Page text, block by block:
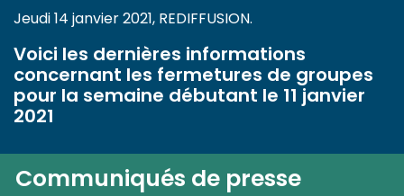
Jeudi 14 janvier 2021, REDIFFUSION.
Voici les dernières informations
concernant les fermetures de groupes
pour la semaine débutant le 11 janvier
2021
Communiqués de presse